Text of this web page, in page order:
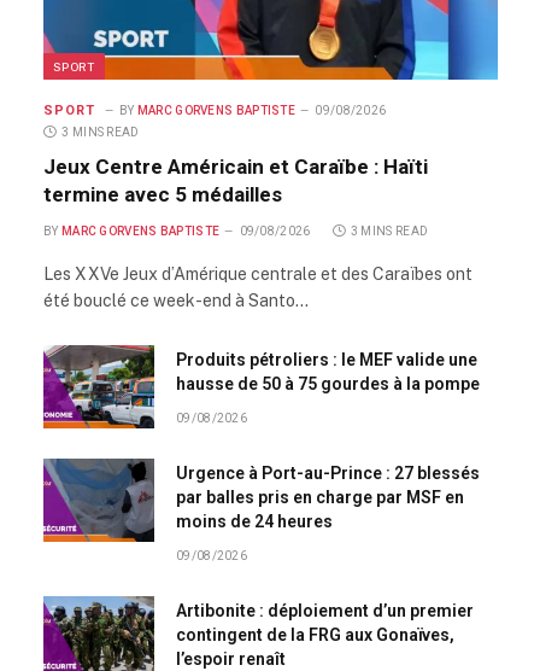
SPORT
SPORT BY MARC GORVENS BAPTISTE
09/08/2026
3 MINS READ
Jeux Centre Américain et Caraïbe : Haïti
termine avec 5 médailles
BY MARC GORVENS BAPTISTE 09/08/2026 3 MINS READ
Les XXVe Jeux d’Amérique centrale et des Caraïbes ont
été bouclé ce week-end à Santo…
Produits pétroliers : le MEF valide une
hausse de 50 à 75 gourdes à la pompe
09/08/2026
Urgence à Port-au-Prince : 27 blessés
par balles pris en charge par MSF en
moins de 24 heures
09/08/2026
Artibonite : déploiement d’un premier
contingent de la FRG aux Gonaïves,
l’espoir renaît